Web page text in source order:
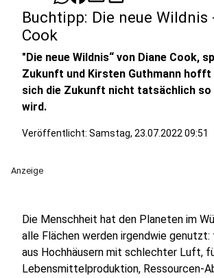
Buchtipp: Die neue Wildnis
Cook
"Die neue Wildnis“ von Diane Cook,
Zukunft und Kirsten Guthmann hofft
sich die Zukunft nicht tatsächlich so
wird.
Veröffentlicht: Samstag, 23.07.2022 09:51
Anzeige
Die Menschheit hat den Planeten im
alle Flächen werden irgendwie
aus Hochhäusern mit schlechter Luft,
Lebensmittelproduktion, Ressourcen-